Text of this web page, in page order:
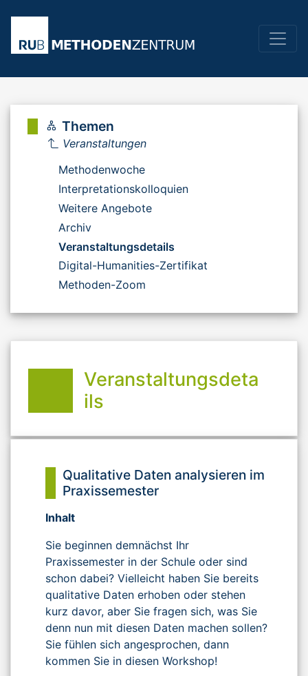
Veranstaltungsdeta
ils
Qualitative Daten analysieren im
Praxissemester
Inhalt
Sie beginnen demnächst Ihr
Praxissemester in der Schule oder sind
schon dabei? Vielleicht haben Sie bereits
qualitative Daten erhoben oder stehen
kurz davor, aber Sie fragen sich, was Sie
denn nun mit diesen Daten machen sollen?
Sie fühlen sich angesprochen, dann
kommen Sie in diesen Workshop!
Themen
Veranstaltungen
Methodenwoche
Interpretationskolloquien
Weitere Angebote
Archiv
Veranstaltungsdetails
Digital-Humanities-Zertifikat
Methoden-Zoom